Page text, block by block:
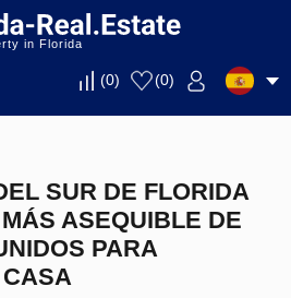
in Florida
(0) (0)
SUR DE FLORIDA
ASEQUIBLE DE
PARA